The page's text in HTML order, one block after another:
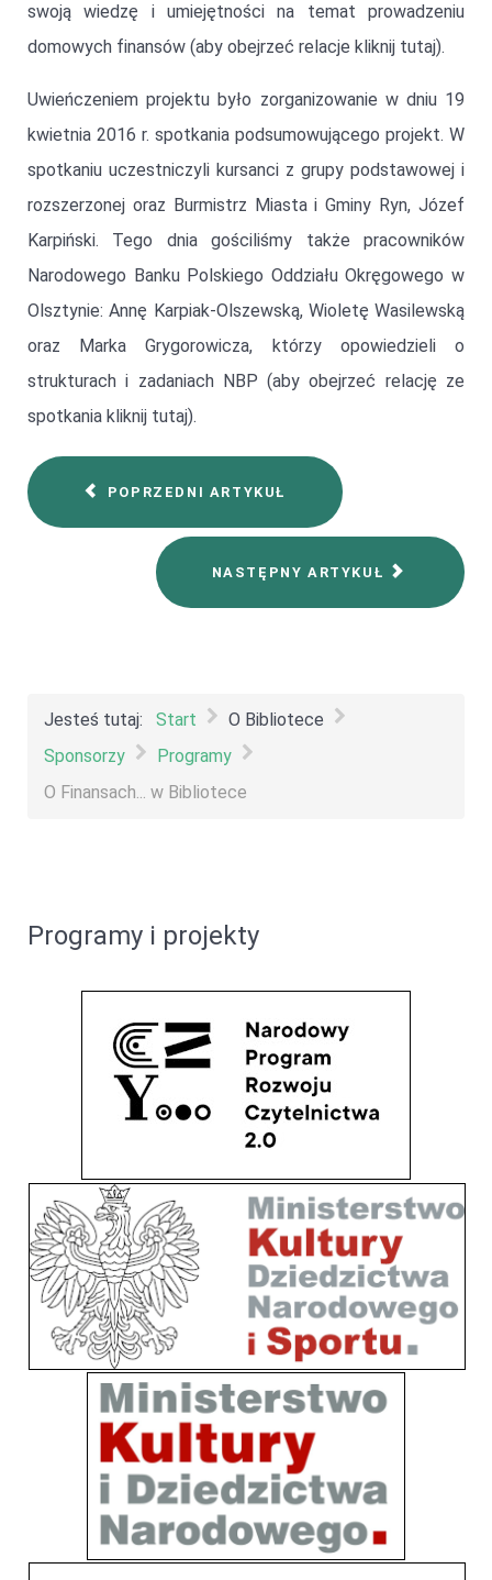
swoją wiedzę i umiejętności na temat prowadzeniu
domowych finansów (aby obejrzeć relacje kliknij tutaj).
Uwieńczeniem projektu było zorganizowanie w dniu 19
kwietnia 2016 r. spotkania podsumowującego projekt. W
spotkaniu uczestniczyli kursanci z grupy podstawowej i
rozszerzonej oraz Burmistrz Miasta i Gminy Ryn, Józef
Karpiński. Tego dnia gościliśmy także pracowników
Narodowego Banku Polskiego Oddziału Okręgowego w
Olsztynie: Annę Karpiak-Olszewską, Wioletę Wasilewską
oraz Marka Grygorowicza, którzy opowiedzieli o
strukturach i zadaniach NBP (aby obejrzeć relację ze
spotkania kliknij tutaj).
POPRZEDNI ARTYKUŁ
NASTĘPNY ARTYKUŁ
Jesteś tutaj: Start
O Bibliotece
Sponsorzy
Programy
O Finansach... w Bibliotece
Programy i projekty